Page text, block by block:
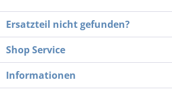
Ersatzteil nicht gefunden?
Shop Service
Informationen